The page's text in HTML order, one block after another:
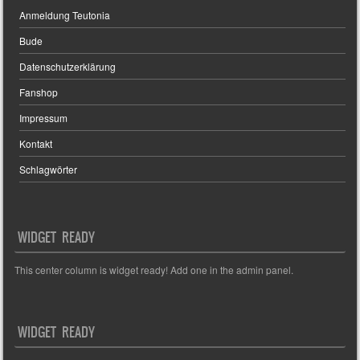
Anmeldung Teutonia
Bude
Datenschutzerklärung
Fanshop
Impressum
Kontakt
Schlagwörter
WIDGET READY
This center column is widget ready! Add one in the admin panel.
WIDGET READY